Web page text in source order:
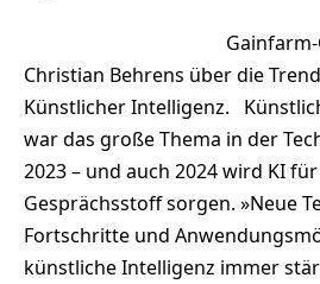
Christian Behrens über die
Künstlicher Intelligenz.
war das große Thema in der
2023 – und auch 2024 wird KI
Gesprächsstoff sorgen. »Neue
Fortschritte und
künstliche Intelligenz immer